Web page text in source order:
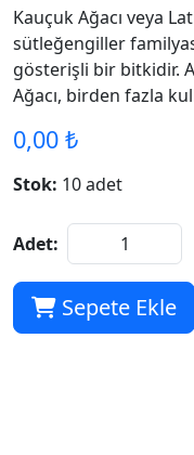
Kauçuk Ağacı veya
sütleğengiller
gösterişli bir bitkidir.
Ağacı, birden fazla
0,00 ₺
Stok: 10 adet
Adet:
Sepete Ekle